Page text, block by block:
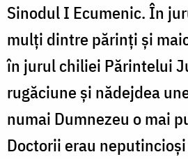
Sinodul I Ecumenic. În
mulți dintre părinți și
în jurul chiliei Părintelui
rugăciune și nădejdea
numai Dumnezeu o mai
Doctorii erau